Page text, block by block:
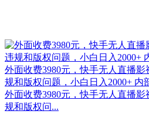
外面收费3980元，快手无人直播
规和版权问题，小白日入2000+ 内
外面收费3980元，快手无人直播
规和版权问...